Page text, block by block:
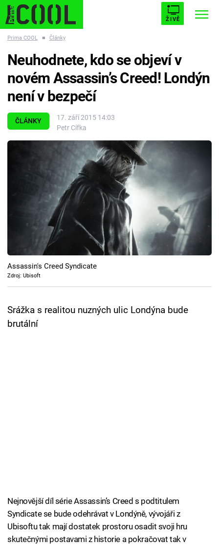
ŽIVĚ
ESCAPE PLNEJ KOTEL AVENGERS 5
Témata
Filmy
Cool Esport
Pořady
TV Program
Prima COOL ■ Články
ČLÁNKY
17. září 2015 14:03
Petr Cífka
Neuhodnete, kdo se objeví v
novém Assassin’s Creed! Londýn
není v bezpečí
Assassin's Creed Syndicate
Zdroj: Ubisoft
Srážka s realitou nuzných ulic Londýna bude
brutální
Nejnovější díl série Assassin’s Creed s podtitulem
Syndicate se bude odehrávat v Londýně, vývojáři z
Ubisoftu tak mají dostatek prostoru osadit svoji hru
skutečnými postavami z historie a pokračovat tak v